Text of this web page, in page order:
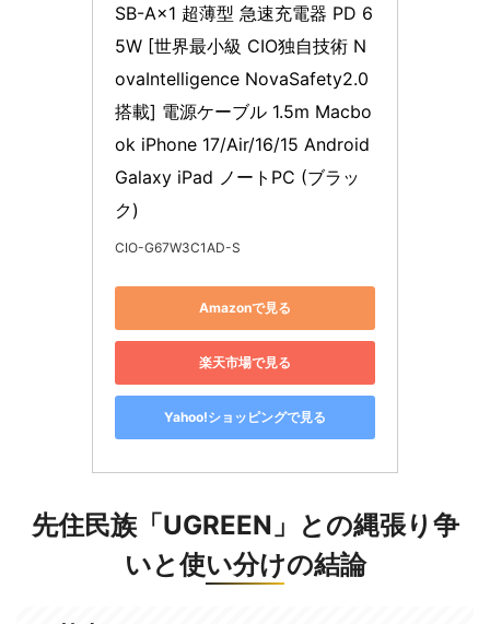
SB-A×1 超薄型 急速充電器 PD 6
5W [世界最小級 CIO独自技術 N
ovaIntelligence NovaSafety2.0
搭載] 電源ケーブル 1.5m Macbo
ok iPhone 17/Air/16/15 Android
Galaxy iPad ノートPC (ブラッ
ク)
CIO-G67W3C1AD-S
Amazonで見る
楽天市場で見る
Yahoo!ショッピングで見る
先住民族「UGREEN」との縄張り争
いと使い分けの結論